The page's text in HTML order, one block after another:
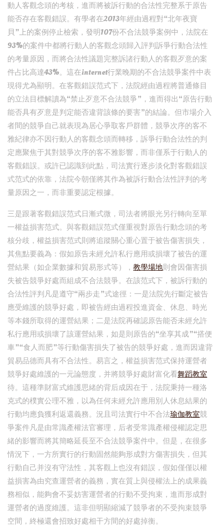
動人客觀念頭的考核，進而將被訴行動的合法性完整系于原告
能否存在客觀錯誤。有學者在2013年經由過程對“北年夜寶
貝”上的案例停止檢索，發明107份不合法競爭案例中，法院在
93%的案件中都將行動人的客觀念頭歸入評判訴爭行動合法性
的考量原因，而將合法性議題完整訴諸行動人的客觀歹意的案
件占比高達43%。這在internet行業晚期的不合法競爭案件中表
現得尤為顯明。在客觀錯誤范式下，法院經由過程將普通條目
的立法目標解讀為“禁止歹意不合法競爭”，進而得出“原告行動
能否具有歹意是判定能否違背該條的要害”的結論。但市場介入
者間的競爭自己就表現為居心爭取客戶群體，競爭次序的客不
雅紀律亦不因行動人的客觀念頭而轉移，訴爭行動合法性的判
定應聚焦于其對競爭次序的客不雅影響，而非僅系于行動人的
客觀錯誤。或許已認識到此點，司法實行逐步淡化對客觀錯誤
式范式的依靠，法院今朝僅將其作為被訴行動合法性評判的考
量原因之一，而非重要認定根據。
三是跟著客觀錯誤范式日漸式微，司法者將眼光另行轉向至單
一權益損害范式。與客觀錯誤范式僅重視對原告行動念頭的考
核分歧，權益損害范式則將追蹤關心重心置于被告傷害損失，
其焦點要義為：假如原告未經允許私行應用或損壞了被告的運
營結果（如企業數據和貿易形式等）， 教學場地則會因傷害損
失被告競爭好處而組成不合法競爭。在該范式下，被訴行動的
合法性評判凡是遵守“兩步走”式途徑：一是法院先行斷定被告
應受維護的競爭好處，即被告經由過程投進資金、休息、時光
等本錢所取得的運營結果；二是法院再確認原告能否未經允許
私行應用或損壞了該運營結果，如是則原告的“坐享其成”“搭便
車”“食人而肥”等行動傷害損失了被告的競爭好處，進而因違背
貿易品德而具有不合法性。易言之，權益損害范式保持運營者
競爭好處維護的一元論態度，并將競爭好處財富化看舞蹈教室
待。這種準財富式維護思緒的背后成因在于，法院秉持一種洛
克式的樸實公理不雅，以為任何未經允許應用別人休息結果的
行動均應負獲利返還義務。況且司法實行中不合法瑜伽教室競
爭案件凡是由常識產權法官審理，后者受常識產權侵權認定思
緒的影響而將其簡略延長至不合法競爭案件中。但是，在很多
情況下，一方所實行的行動固然能夠形成對方傷害損失，但其
行動自己并沒有守法性，其客觀上也沒有錯誤，假如僅僅以權
益損害為由究查運營者的義務，實在質上與侵權法上的成果義
務相似，能夠會不妥妨害運營者的行動不受拘束，進而形成對
運營者的過度維護。這非但明顯縮減了競爭者的不受拘束競爭
空間，終極還會招致好處相干方間的好處掉衡。